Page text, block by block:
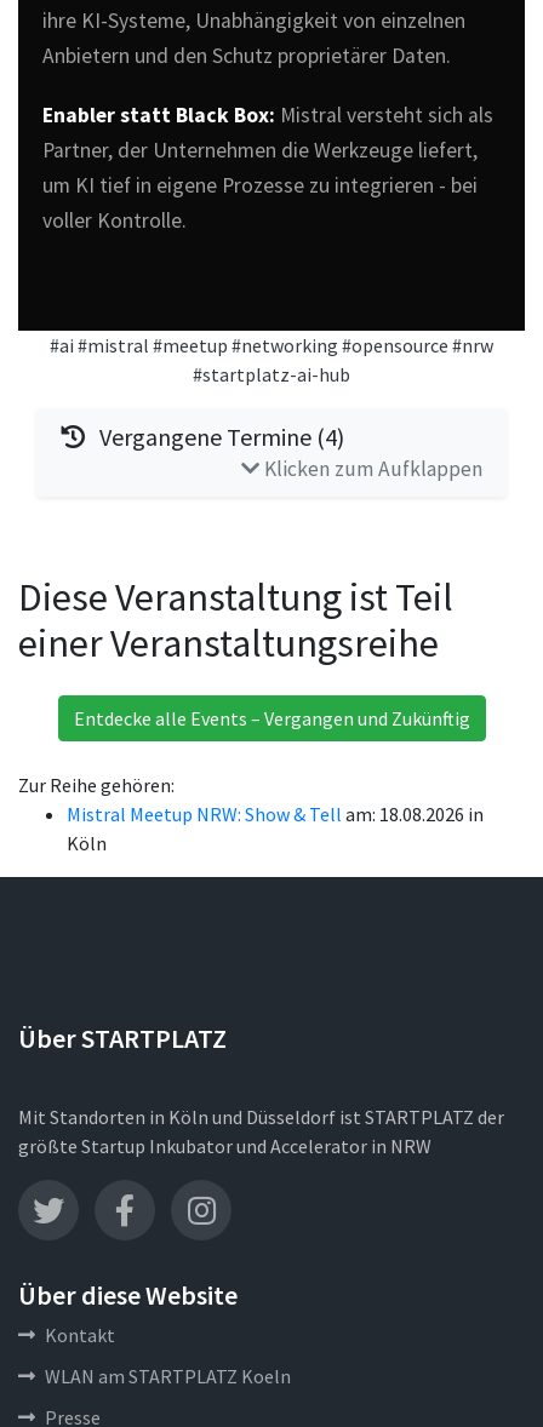
ihre KI-Systeme, Unabhängigkeit von einzelnen
Anbietern und den Schutz proprietärer Daten.
Enabler statt Black Box: Mistral versteht sich als
Partner, der Unternehmen die Werkzeuge liefert,
um KI tief in eigene Prozesse zu integrieren - bei
voller Kontrolle.
#ai #mistral #meetup #networking #opensource #nrw
#startplatz-ai-hub
Vergangene Termine (4)
Klicken zum Aufklappen
Diese Veranstaltung ist Teil
einer Veranstaltungsreihe
Entdecke alle Events – Vergangen und Zukünftig
Zur Reihe gehören:
Mistral Meetup NRW: Show & Tell am: 18.08.2026 in
Köln
Über STARTPLATZ
Mit Standorten in Köln und Düsseldorf ist STARTPLATZ der
größte Startup Inkubator und Accelerator in NRW
Über diese Website
Kontakt
WLAN am STARTPLATZ Koeln
Presse